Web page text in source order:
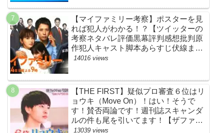
【マイファミリー考察】ポスターを見
れば犯人がわかる！？【ツイッターの
考察ネタバレ評価黒幕評判感想批判原
作犯人キャスト脚本あらすじ伏線まと
め】
14016 views
【THE FIRST】疑似プロ審査６位はリ
ョウキ（Move On）！はい！そうで
す！賛否両論です！週刊誌スキャンダ
ルの件も尾を引いてます！【ザファー
スト・ネットのネタバレ感想考察まと
13039 views